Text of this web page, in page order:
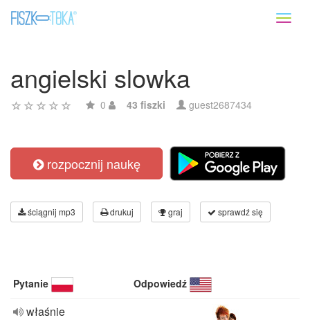
angielski slowka
0 43 fiszki guest2687434
rozpocznij naukę
ściągnij mp3 drukuj graj sprawdź się
Pytanie Odpowiedź
właśnie